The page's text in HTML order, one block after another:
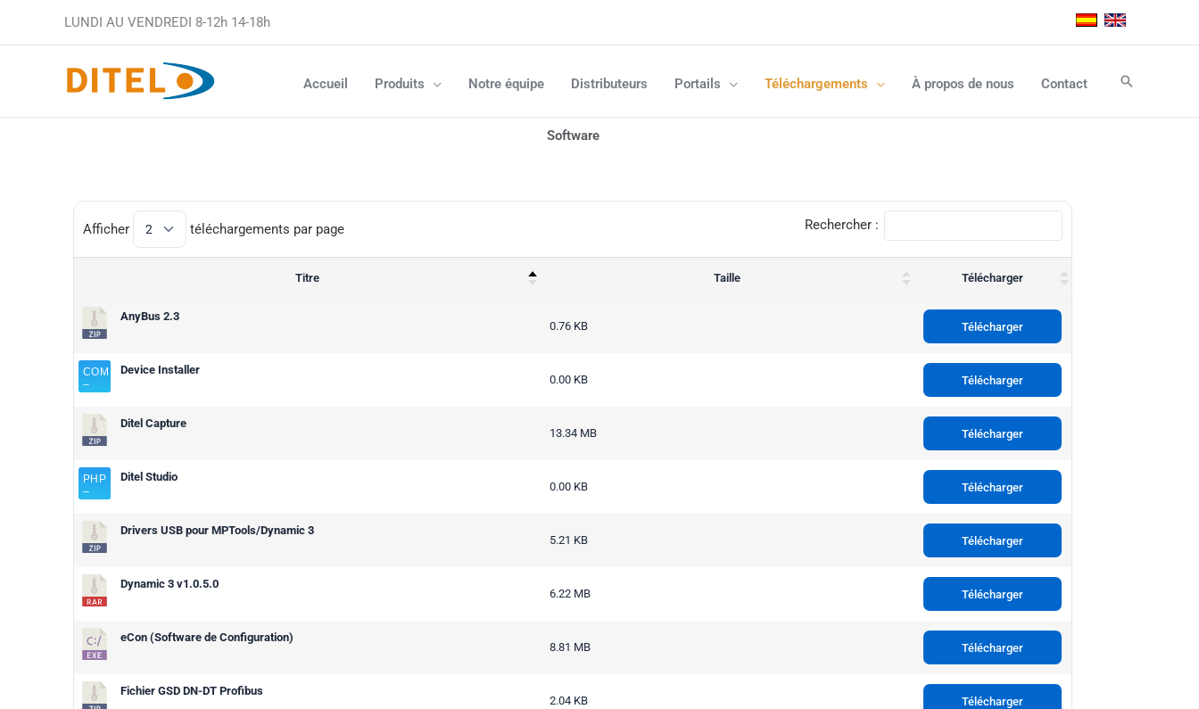
LUNDI AU VENDREDI 8-12h 14-18h
Accueil Produits Notre équipe Distributeurs Portails Téléchargements À propos de nous Contact Rechercher
Software
Afficher téléchargements par page Rechercher :
Titre Taille Télécharger
AnyBus 2.3
0.76 KB Télécharger
Device Installer
0.00 KB Télécharger
Ditel Capture
13.34 MB Télécharger
Ditel Studio
0.00 KB Télécharger
Drivers USB pour MPTools/Dynamic 3
5.21 KB Télécharger
Dynamic 3 v1.0.5.0
6.22 MB Télécharger
eCon (Software de Configuration)
8.81 MB Télécharger
Fichier GSD DN-DT Profibus
2.04 KB Télécharger